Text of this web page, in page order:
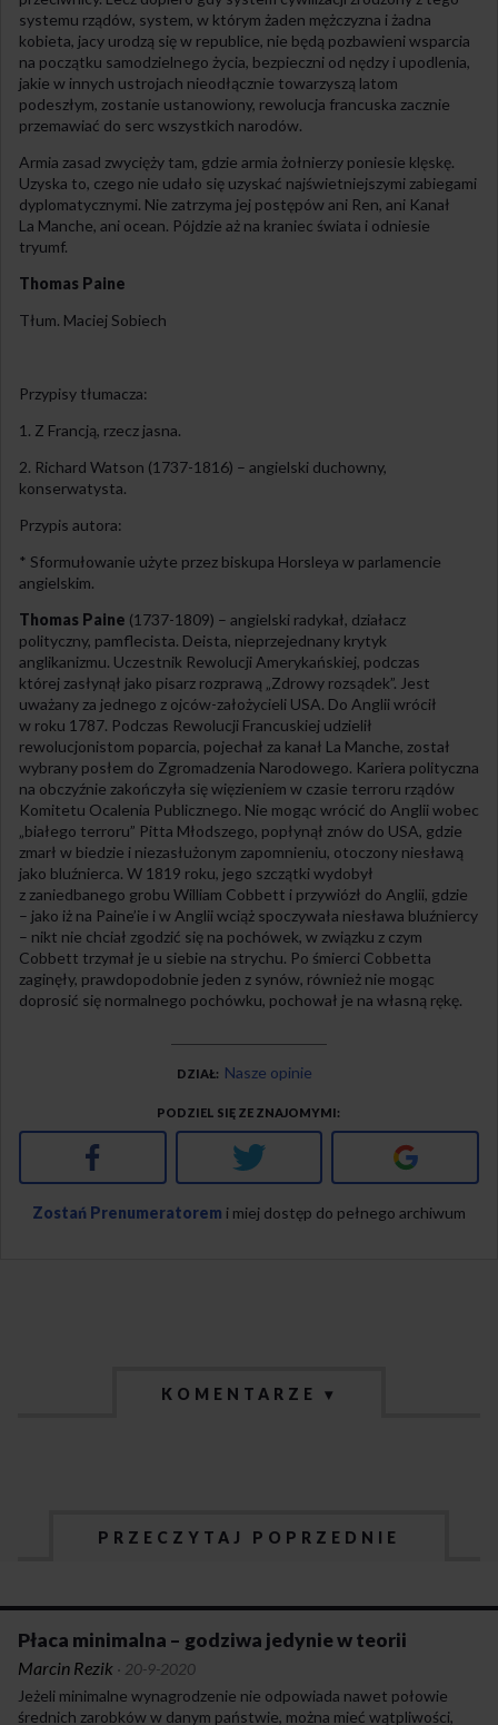
systemu rządów, system, w którym żaden mężczyzna i żadna
kobieta, jacy urodzą się w republice, nie będą pozbawieni wsparcia
na początku samodzielnego życia, bezpieczni od nędzy i upodlenia,
jakie w innych ustrojach nieodłącznie towarzyszą latom
podeszłym, zostanie ustanowiony, rewolucja francuska zacznie
przemawiać do serc wszystkich narodów.
Armia zasad zwycięży tam, gdzie armia żołnierzy poniesie klęskę.
Uzyska to, czego nie udało się uzyskać najświetniejszymi zabiegami
dyplomatycznymi. Nie zatrzyma jej postępów ani Ren, ani Kanał
La Manche, ani ocean. Pójdzie aż na kraniec świata i odniesie
tryumf.
Thomas Paine
Tłum. Maciej Sobiech
Przypisy tłumacza:
1. Z Francją, rzecz jasna.
2. Richard Watson (1737-1816) – angielski duchowny,
konserwatysta.
Przypis autora:
* Sformułowanie użyte przez biskupa Horsleya w parlamencie
angielskim.
Thomas Paine (1737-1809) – angielski radykał, działacz
polityczny, pamflecista. Deista, nieprzejednany krytyk
anglikanizmu. Uczestnik Rewolucji Amerykańskiej, podczas
której zasłynął jako pisarz rozprawą „Zdrowy rozsądek”. Jest
uważany za jednego z ojców-założycieli USA. Do Anglii wrócił
w roku 1787. Podczas Rewolucji Francuskiej udzielił
rewolucjonistom poparcia, pojechał za kanał La Manche, został
wybrany posłem do Zgromadzenia Narodowego. Kariera polityczna
na obczyźnie zakończyła się więzieniem w czasie terroru rządów
Komitetu Ocalenia Publicznego. Nie mogąc wrócić do Anglii wobec
„białego terroru” Pitta Młodszego, popłynął znów do USA, gdzie
zmarł w biedzie i niezasłużonym zapomnieniu, otoczony niesławą
jako bluźnierca. W 1819 roku, jego szczątki wydobył
z zaniedbanego grobu William Cobbett i przywiózł do Anglii, gdzie
– jako iż na Paine’ie i w Anglii wciąż spoczywała niesława bluźniercy
– nikt nie chciał zgodzić się na pochówek, w związku z czym
Cobbett trzymał je u siebie na strychu. Po śmierci Cobbetta
zaginęły, prawdopodobnie jeden z synów, również nie mogąc
doprosić się normalnego pochówku, pochował je na własną rękę.
DZIAŁ Nasze opinie
PODZIEL SIĘ ZE ZNAJOMYMI
Facebook Twitter Google+
Zostań Prenumeratorem i miej dostęp do pełnego archiwum
KOMENTARZE ▾
PRZECZYTAJ POPRZEDNIE
Płaca minimalna – godziwa jedynie w teorii
Marcin Rezik · 20-9-2020
Jeżeli minimalne wynagrodzenie nie odpowiada nawet połowie
średnich zarobków w danym państwie, można mieć wątpliwości,